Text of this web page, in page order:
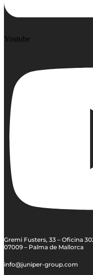
Youtube
Gremi Fusters, 33 – Oficina
07009 – Palma de Mallorca
info@juniper-group.com